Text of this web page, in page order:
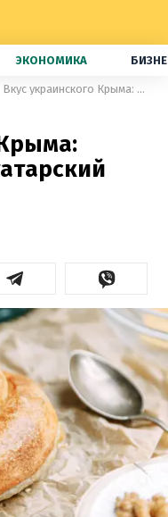
ЭКОНОМИКА
Вкус украинского Крыма: готовим крымскотатарский пирог Бурма